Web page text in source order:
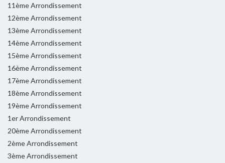
11ème Arrondissement
12ème Arrondissement
13ème Arrondissement
14ème Arrondissement
15ème Arrondissement
16ème Arrondissement
17ème Arrondissement
18ème Arrondissement
19ème Arrondissement
1er Arrondissement
20ème Arrondissement
2ème Arrondissement
3ème Arrondissement